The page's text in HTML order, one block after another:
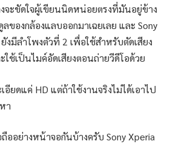
จะขัดใจผู้เขียนนิดหน่อยตรงที่มันอยู่ข้าง
ของกล้องแลบออกมาเฉยเลย และ Sony
งมีลำโพงตัวที่ 2 เพื่อใช้สำหรับตัดเสียง
ช้เป็นไมค์อัดเสียงตอนถ่ายวีดีโอด้วย
ยดแค่ HD แต่ถ้าใช้งานจริงไม่ได้เอาไป
า
ออย่างหน้าจอกันบ้างครับ Sony Xperia